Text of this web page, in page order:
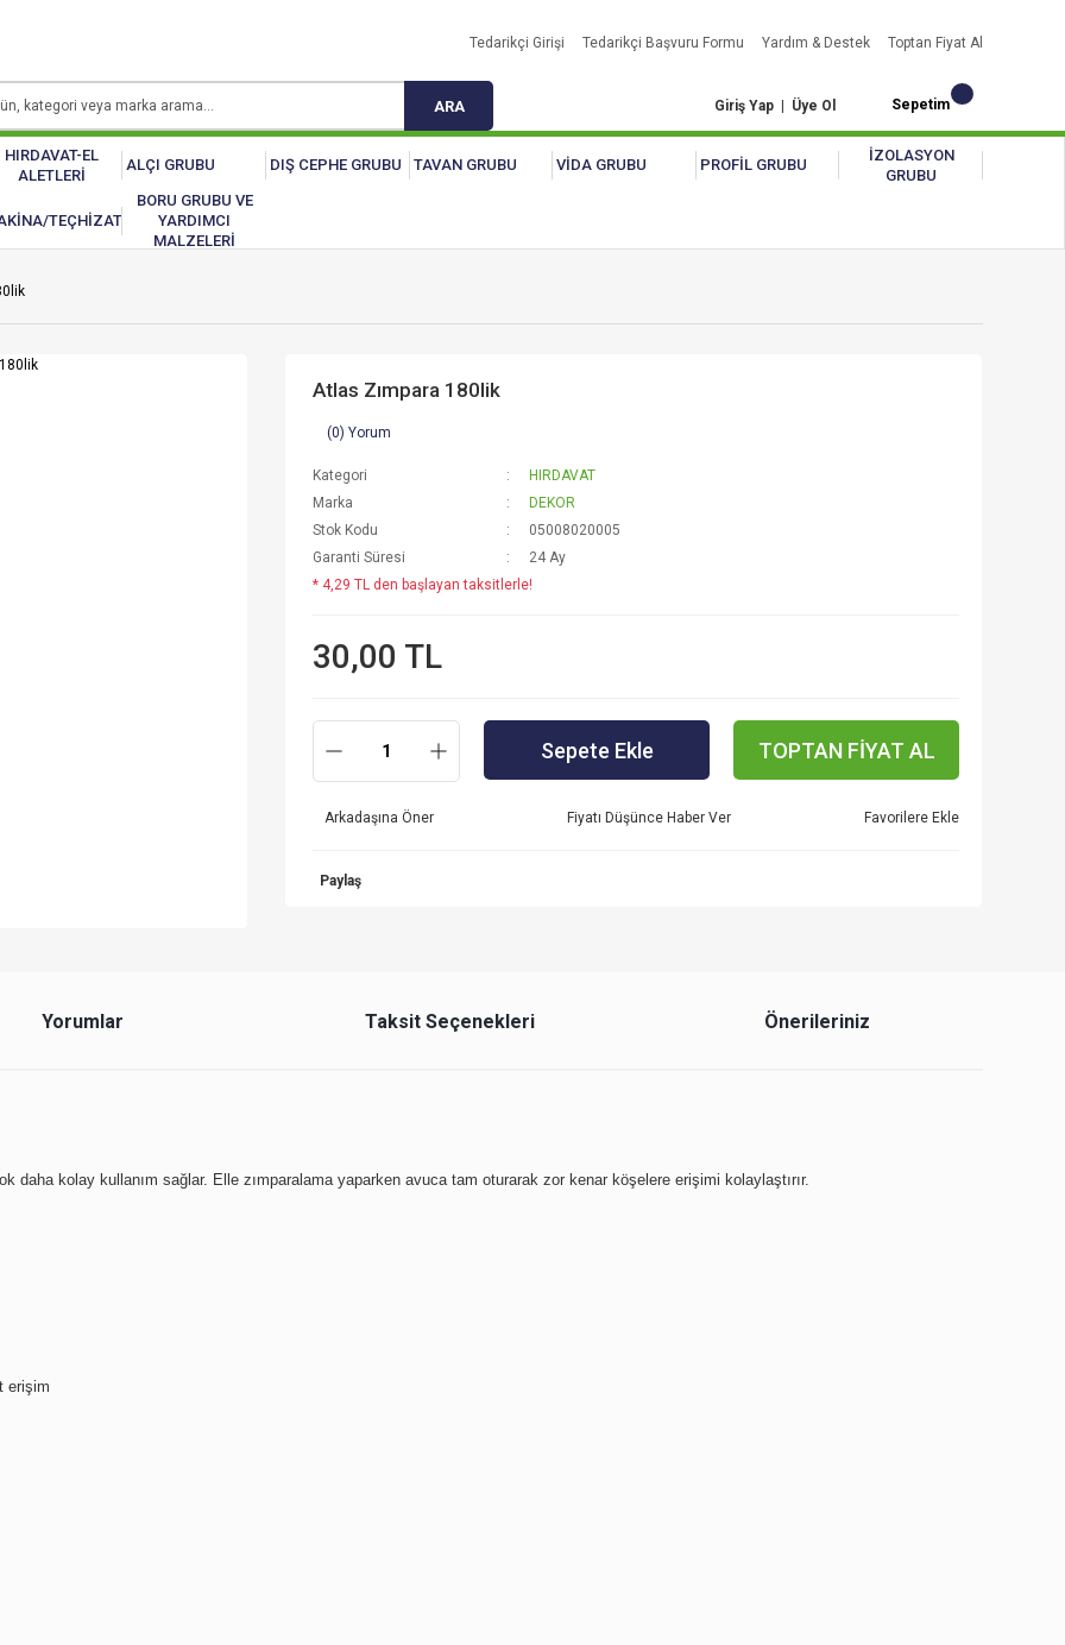
Tedarikçi Girişi Tedarikçi Başvuru Formu Yardım & Destek Toptan Fiyat Al
ARA Giriş Yap | Üye Ol Sepetim
HIRDAVAT-EL
ALETLERİ
ALÇI GRUBU DIŞ CEPHE GRUBU TAVAN GRUBU VİDA GRUBU PROFİL GRUBU
İZOLASYON
GRUBU
TEÇHİZAT
BORU GRUBU VE
YARDIMCI
MALZELERİ
Atlas Zımpara 180lik
(0) Yorum
Kategori
HIRDAVAT
Marka
DEKOR
Stok Kodu
05008020005
Garanti Süresi
24 Ay
* 4,29 TL den başlayan taksitlerle!
30,00 TL
Sepete Ekle TOPTAN FİYAT AL
Arkadaşına Öner Fiyatı Düşünce Haber Ver
Paylaş
Yorumlar Taksit Seçenekleri Önerileriniz
daha kolay kullanım sağlar. Elle zımparalama yaparken avuca tam oturarak zor kenar köşelere erişimi kolaylaştırır.
erişim